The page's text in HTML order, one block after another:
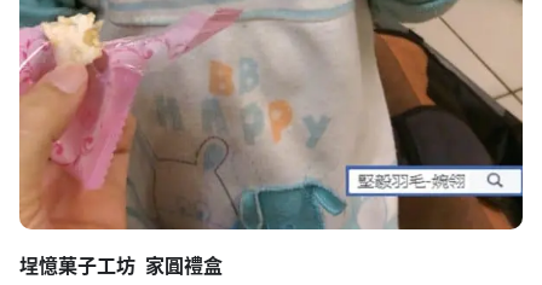
埕憶菓子工坊 家圓禮盒